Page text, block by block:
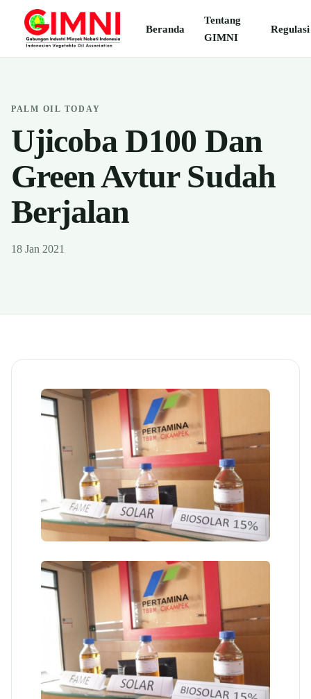
Beranda
Tentang
GIMNI
Regulasi
PALM OIL TODAY
Ujicoba D100 Dan
Green Avtur Sudah
Berjalan
18 Jan 2021